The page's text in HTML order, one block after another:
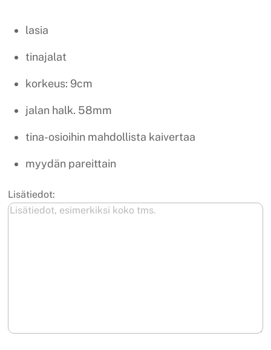
lasia
tinajalat
korkeus: 9cm
jalan halk. 58mm
tina-osioihin mahdollista kaivertaa
myydän pareittain
Lisätiedot: